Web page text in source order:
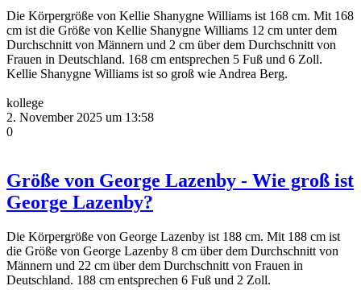
Die Körpergröße von Kellie Shanygne Williams ist 168 cm. Mit 168
cm ist die Größe von Kellie Shanygne Williams 12 cm unter dem
Durchschnitt von Männern und 2 cm über dem Durchschnitt von
Frauen in Deutschland. 168 cm entsprechen 5 Fuß und 6 Zoll.
Kellie Shanygne Williams ist so groß wie Andrea Berg.
kollege
2. November 2025 um 13:58
0
Größe von George Lazenby - Wie groß ist
George Lazenby?
Die Körpergröße von George Lazenby ist 188 cm. Mit 188 cm ist
die Größe von George Lazenby 8 cm über dem Durchschnitt von
Männern und 22 cm über dem Durchschnitt von Frauen in
Deutschland. 188 cm entsprechen 6 Fuß und 2 Zoll.